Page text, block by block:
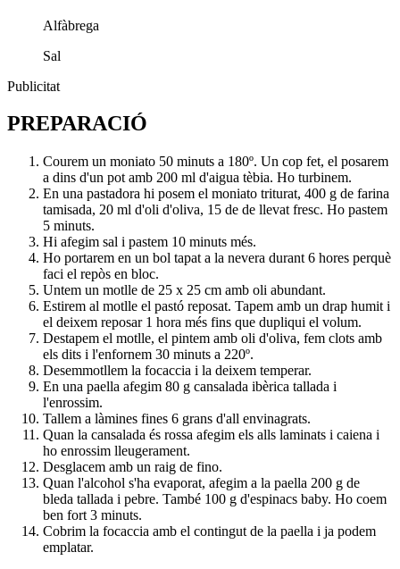
Alfàbrega
Sal
Publicitat
PREPARACIÓ
Courem un moniato 50 minuts a 180º. Un cop fet, el posarem
a dins d'un pot amb 200 ml d'aigua tèbia. Ho turbinem.
En una pastadora hi posem el moniato triturat, 400 g de farina
tamisada, 20 ml d'oli d'oliva, 15 de de llevat fresc. Ho pastem
5 minuts.
Hi afegim sal i pastem 10 minuts més.
Ho portarem en un bol tapat a la nevera durant 6 hores perquè
faci el repòs en bloc.
Untem un motlle de 25 x 25 cm amb oli abundant.
Estirem al motlle el pastó reposat. Tapem amb un drap humit i
el deixem reposar 1 hora més fins que dupliqui el volum.
Destapem el motlle, el pintem amb oli d'oliva, fem clots amb
els dits i l'enfornem 30 minuts a 220º.
Desemmotllem la focaccia i la deixem temperar.
En una paella afegim 80 g cansalada ibèrica tallada i
l'enrossim.
Tallem a làmines fines 6 grans d'all envinagrats.
Quan la cansalada és rossa afegim els alls laminats i caiena i
ho enrossim lleugerament.
Desglacem amb un raig de fino.
Quan l'alcohol s'ha evaporat, afegim a la paella 200 g de
bleda tallada i pebre. També 100 g d'espinacs baby. Ho coem
ben fort 3 minuts.
Cobrim la focaccia amb el contingut de la paella i ja podem
emplatar.